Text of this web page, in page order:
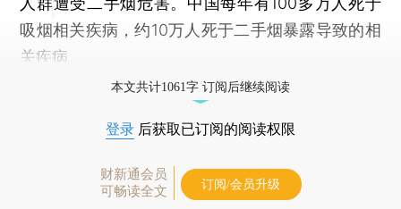
吸烟相关疾病，约10万人死于二手烟暴露导致的相
关疾病。
本文共计1061字 订阅后继续阅读
登录 后获取已订阅的阅读权限
财新通会员
可畅读全文
订阅/会员升级